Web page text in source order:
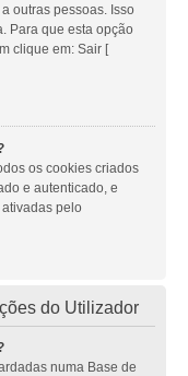
outras pessoas. Isso
Para que esta opção
clique em: Sair [
os cookies criados
e autenticado, e
pelo
do Utilizador
numa Base de